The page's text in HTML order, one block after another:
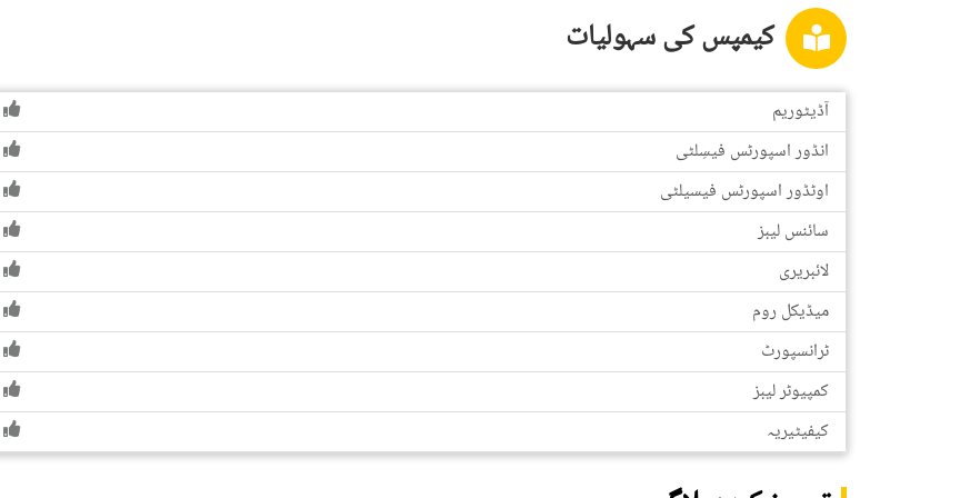
کیمپس کی سہولیات
آڈیٹوریم
انڈور اسپورٹس فیسِلٹی
اوٹڈور اسپورٹس فیسیلٹی
سائنس لیبز
لائبریری
میڈیکل روم
ٹرانسپورٹ
کمپیوٹر لیبز
کیفیٹیریہ